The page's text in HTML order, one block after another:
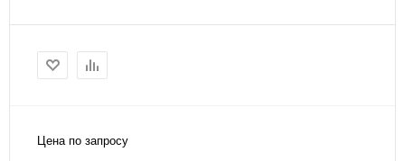
Цена по запросу